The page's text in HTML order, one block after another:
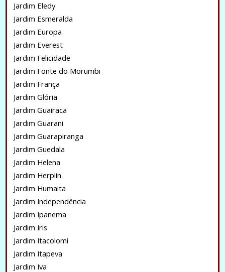
Jardim Eledy
Jardim Esmeralda
Jardim Europa
Jardim Everest
Jardim Felicidade
Jardim Fonte do Morumbi
Jardim França
Jardim Glória
Jardim Guairaca
Jardim Guarani
Jardim Guarapiranga
Jardim Guedala
Jardim Helena
Jardim Herplin
Jardim Humaita
Jardim Independência
Jardim Ipanema
Jardim Iris
Jardim Itacolomi
Jardim Itapeva
Jardim Iva